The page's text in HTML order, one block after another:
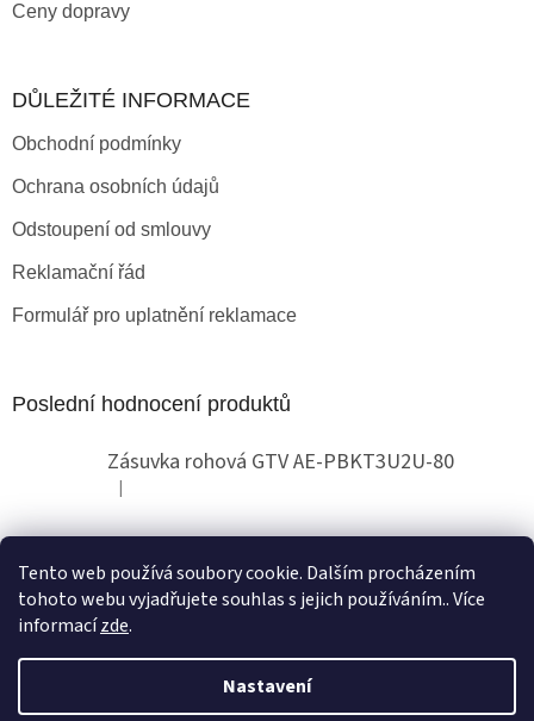
Tento web používá soubory cookie. Dalším procházením
tohoto webu vyjadřujete souhlas s jejich používáním.. Více
informacízde.
Nastavení
Ceny dopravy
DŮLEŽITÉ INFORMACE
Obchodní podmínky
Ochrana osobních údajů
Odstoupení od smlouvy
Reklamační řád
Formulář pro uplatnění reklamace
Poslední hodnocení produktů
Zásuvka rohová GTV AE-PBKT3U2U-80
Hodnocení produktu je 2 z 5 hvězdiček.
|
Obchodní pokyny
Vytvořil Shoptet